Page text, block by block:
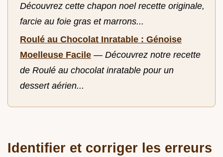
Découvrez cette chapon noel recette originale,
farcie au foie gras et marrons...
Roulé au Chocolat Inratable : Génoise
Moelleuse Facile — Découvrez notre recette
de Roulé au chocolat inratable pour un
dessert aérien...
Identifier et corriger les erreurs